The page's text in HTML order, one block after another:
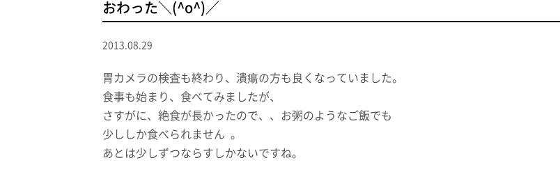
おわった＼(^o^)／
2013.08.29
胃カメラの検査も終わり、潰瘍の方も良くなっていました。
食事も始まり、食べてみましたが、
さすがに、絶食が長かったので、、お粥のようなご飯でも
少ししか食べられません 。
あとは少しずつならすしかないですね。